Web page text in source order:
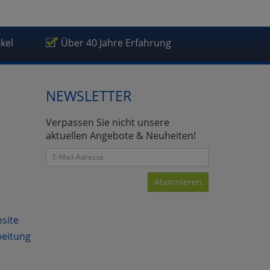
Über 40 Jahre Erfahrung
NEWSLETTER
Verpassen Sie nicht unsere
aktuellen Angebote & Neuheiten!
Abonnieren